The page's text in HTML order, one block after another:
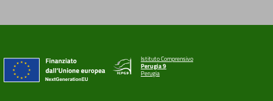
Istituto Comprensivo
Perugia 9
Perugia